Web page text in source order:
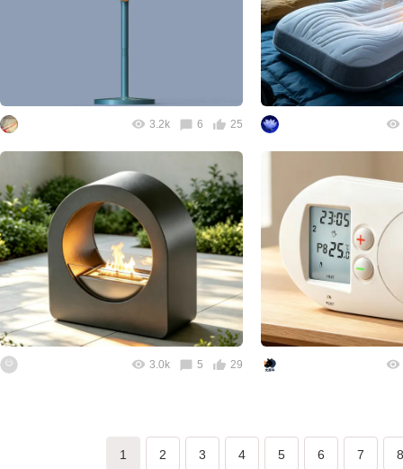
3.2k 6 25
3.0k 5 29
1 2 3 4 5 6 7 8